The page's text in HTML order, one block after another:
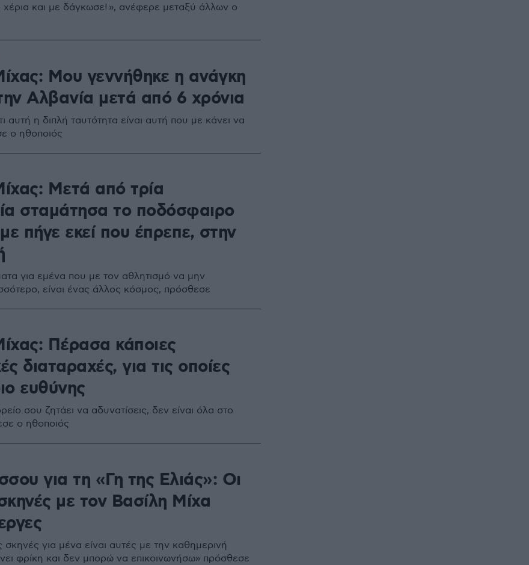
χέρια και με δάγκωσε! », ανέφερε μεταξύ άλλων ο
Μου γεννήθηκε η ανάγκη
Αλβανία μετά από 6 χρόνια
αυτή η διπλή ταυτότητα είναι αυτή που με κάνει να
ο ηθοποιός
Μετά από τρία
σταμάτησα το ποδόσφαιρο
πήγε εκεί που έπρεπε, στην
για εμένα που με τον αθλητισμό να μην
είναι ένας άλλος κόσμος, πρόσθεσε
Πέρασα κάποιες
διαταραχές, για τις οποίες
ευθύνης
σου ζητάει να αδυνατίσεις, δεν είναι όλα στο
ο ηθοποιός
για τη «Γη της Ελιάς»: Οι
με τον Βασίλη Μίχα
σκηνές για μένα είναι αυτές με την καθημερινή
φρίκη και δεν μπορώ να επικοινωνήσω» πρόσθεσε